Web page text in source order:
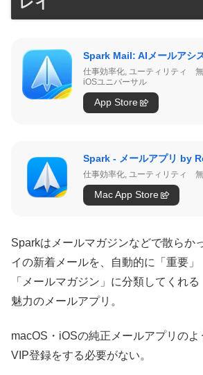
Spark Mail: AIメールアシ
仕事効率化, ユーティリティ
iOSユニバーサル
App Store
Spark - メールアプリ by
仕事効率化, ユーティリティ
Mac App Store
Sparkはメールマガジンなどで散らか
イの新着メールを、自動的に「重要」
「メールマガジン」に分類してくれ
魅力のメールアプリ。
macOS・iOSの純正メールアプリのよ
VIP登録をする必要がない。